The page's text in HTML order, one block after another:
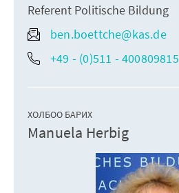
Referent Politische Bildung
ben.boettche@kas.de
+49 - (0)511 - 400809815
ХОЛБОО БАРИХ
Manuela Herbig